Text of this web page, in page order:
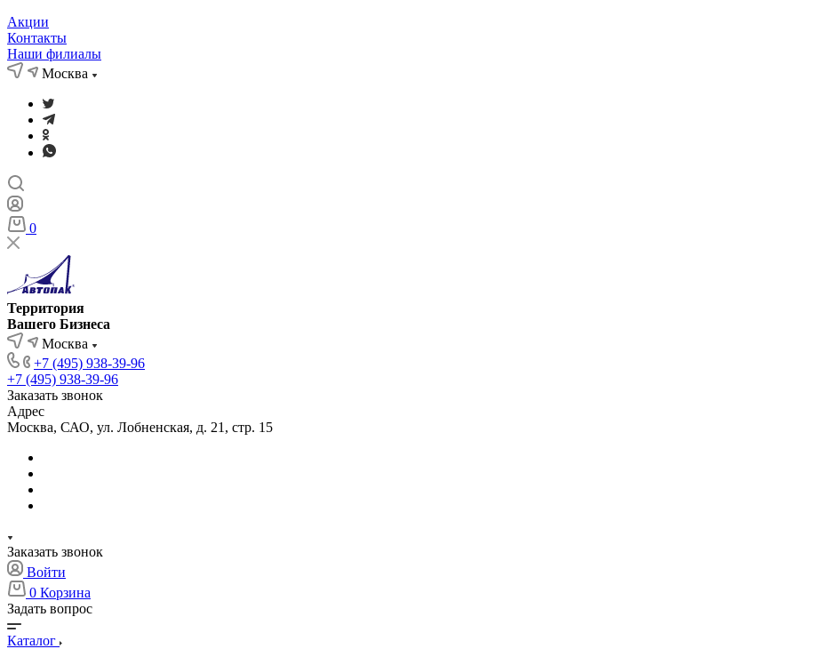
Акции
Контакты
Наши филиалы
Москва
0
Территория
Вашего Бизнеса
Москва
+7 (495) 938-39-96
+7 (495) 938-39-96
Заказать звонок
Адрес
Москва, САО, ул. Лобненская, д. 21, стр. 15
Заказать звонок
Войти
0 Корзина
Задать вопрос
Каталог